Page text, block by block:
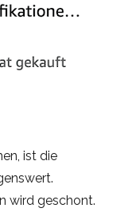
ist die
wird geschont.